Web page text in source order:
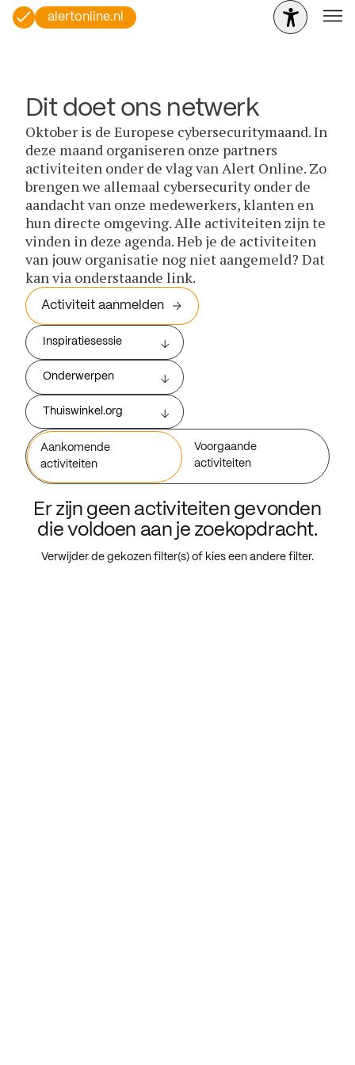
alertonline.nl
Dit doet ons netwerk
Oktober is de Europese cybersecuritymaand. In
deze maand organiseren onze partners
activiteiten onder de vlag van Alert Online. Zo
brengen we allemaal cybersecurity onder de
aandacht van onze medewerkers, klanten en
hun directe omgeving. Alle activiteiten zijn te
vinden in deze agenda. Heb je de activiteiten
van jouw organisatie nog niet aangemeld? Dat
kan via onderstaande link.
Activiteit aanmelden
Inspiratiesessie
Onderwerpen
Thuiswinkel.org
Aankomende
activiteiten
Voorgaande
activiteiten
Er zijn geen activiteiten gevonden
die voldoen aan je zoekopdracht.
Verwijder de gekozen filter(s) of kies een andere filter.